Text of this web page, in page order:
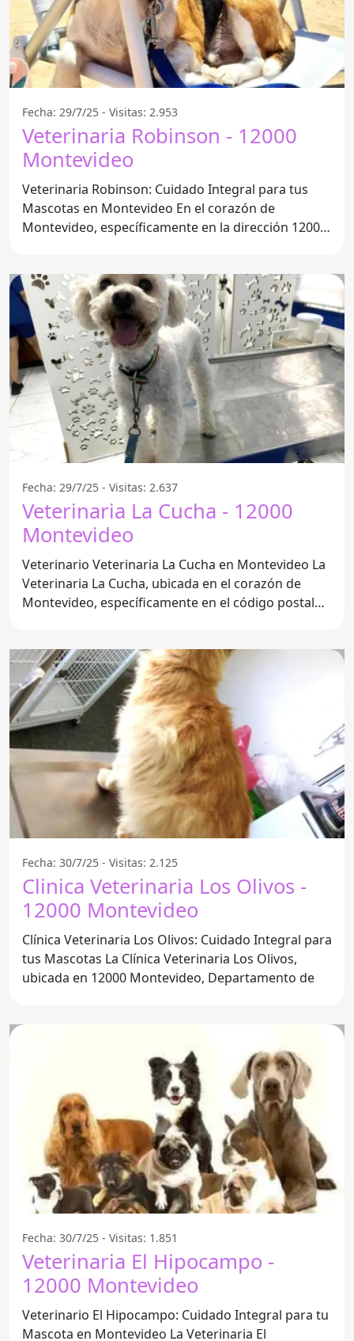
Fecha: 29/7/25 - Visitas: 2.953
Veterinaria Robinson - 12000
Montevideo
Veterinaria Robinson: Cuidado Integral para tus
Mascotas en Montevideo En el corazón de
Montevideo, específicamente en la dirección 12000,
Fecha: 29/7/25 - Visitas: 2.637
Veterinaria La Cucha - 12000
Montevideo
Veterinario Veterinaria La Cucha en Montevideo La
Veterinaria La Cucha, ubicada en el corazón de
Montevideo, específicamente en el código postal
Fecha: 30/7/25 - Visitas: 2.125
Clinica Veterinaria Los Olivos -
12000 Montevideo
Clínica Veterinaria Los Olivos: Cuidado Integral para
tus Mascotas La Clínica Veterinaria Los Olivos,
ubicada en 12000 Montevideo, Departamento de
Fecha: 30/7/25 - Visitas: 1.851
Veterinaria El Hipocampo -
12000 Montevideo
Veterinario El Hipocampo: Cuidado Integral para tu
Mascota en Montevideo La Veterinaria El